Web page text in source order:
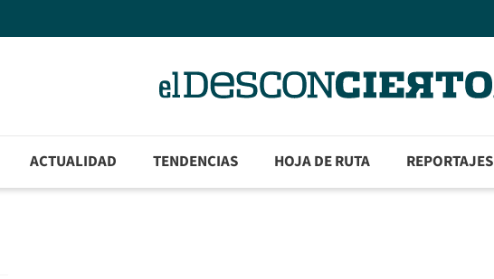
ACTUALIDAD TENDENCIAS HOJA DE RUTA REPORTAJES